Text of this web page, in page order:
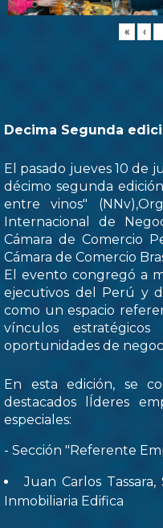
« ‹
Decima Segunda
El pasado jueves 10 de
décimo segunda
entre vinos"
Internacional de
Cámara de Comercio
Cámara de Comercio
El evento congregó a
ejecutivos del Perú y
como un espacio
vínculos
oportunidades de
En esta edición, se
destacados lÍderes
especiales:
- Sección "Referente
Juan Carlos
Inmobiliaria Edifica